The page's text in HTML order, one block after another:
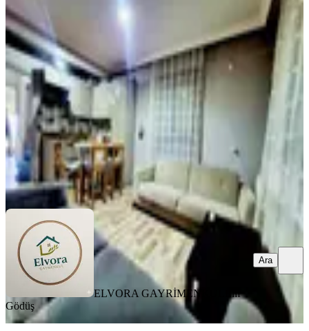
Buca Hasanağa Bahçesi Yakını
İbbf'ye Yürüme Mesafesinde 1+1
Buca, Atatürk Mahallesi
1+1·55 m²·4. Kat ·07.08.2026
30.000 ₺
ELVORA GAYRİMENKUL Elif Gödüş
Ara
ELVORA GAYRİMENKUL
Elif
Gödüş
Ara